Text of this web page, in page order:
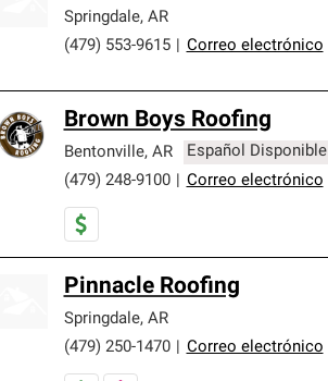
Springdale, AR
(479) 553-9615
Correo electrónico
Brown Boys Roofing
Bentonville, AR
Español Disponible
(479) 248-9100
Correo electrónico
Pinnacle Roofing
Springdale, AR
(479) 250-1470
Correo electrónico